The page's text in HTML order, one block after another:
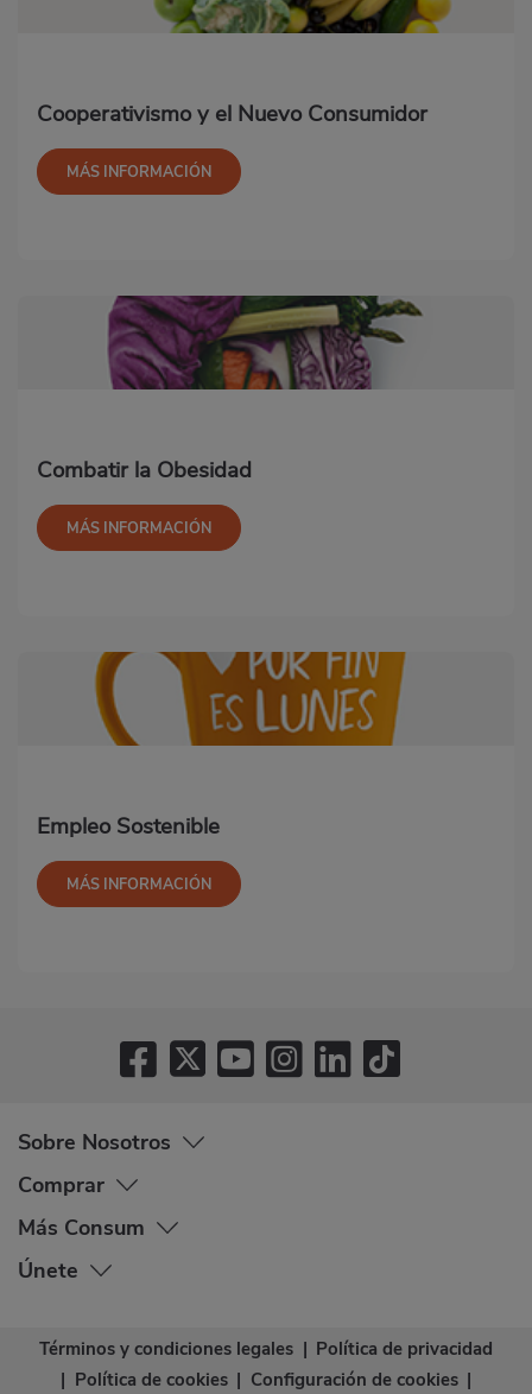
Cooperativismo y el Nuevo Consumidor
MÁS INFORMACIÓN
Combatir la Obesidad
MÁS INFORMACIÓN
Empleo Sostenible
MÁS INFORMACIÓN
Sobre Nosotros
Comprar
Más Consum
Únete
Términos y condiciones legales | Política de privacidad
| Política de cookies | Configuración de cookies |